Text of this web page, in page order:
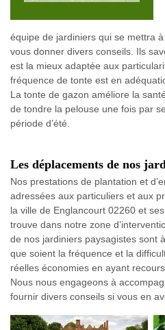
équipe de jardiniers qui se mettra
vous donner divers conseils. Ils
est la mieux adaptée aux
fréquence de tonte est en
La tonte de gazon améliore la
de tondre la pelouse une fois par
période d’été.
Les déplacements de nos
Nos prestations de plantation et
adressées aux particuliers et aux
la ville de Englancourt 02260 et
trouve dans notre zone
de nos jardiniers paysagistes sont
que soient la fréquence et la
réelles économies en ayant
Nous nous engageons à
fournir divers conseils si vous en